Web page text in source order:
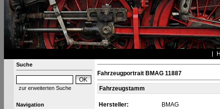
Suche
zur erweiterten Suche
Navigation
Fahrzeugportrait BMAG 11887
Fahrzeugstamm
Hersteller:
BMAG